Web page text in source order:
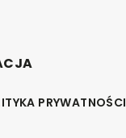
PRYWATNOŚCI